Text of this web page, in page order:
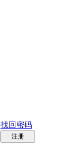
找回密码
注册